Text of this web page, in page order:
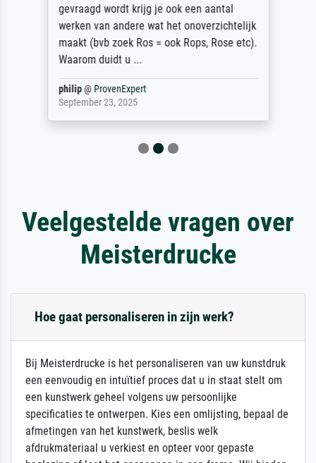
gevraagd wordt krijg je ook een aantal
werken van andere wat het onoverzichtelijk
maakt (bvb zoek Ros = ook Rops, Rose etc).
Waarom duidt u ...
philip@ ProvenExpert
September 23, 2025
Veelgestelde vragen over
Meisterdrucke
Hoe gaat personaliseren in zijn werk?
Bij Meisterdrucke is het personaliseren van uw kunstdruk
een eenvoudig en intuïtief proces dat u in staat stelt om
een kunstwerk geheel volgens uw persoonlijke
specificaties te ontwerpen. Kies een omlijsting, bepaal de
afmetingen van het kunstwerk, beslis welk
afdrukmateriaal u verkiest en opteer voor gepaste